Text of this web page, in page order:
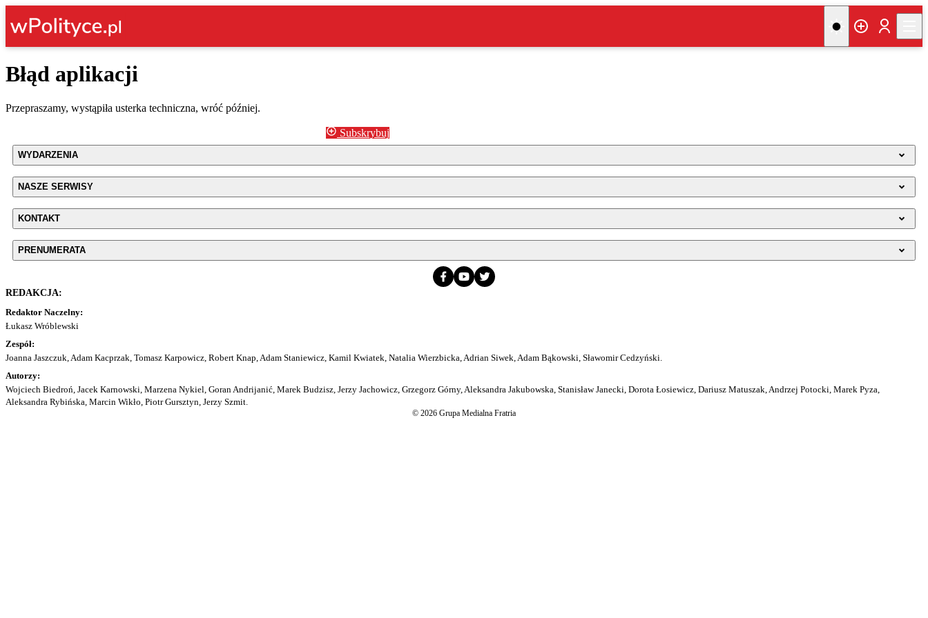
Błąd aplikacji
Przepraszamy, wystąpiła usterka techniczna, wróć później.
Subskrybuj
WYDARZENIA
NASZE SERWISY
KONTAKT
PRENUMERATA
REDAKCJA:
Redaktor Naczelny:
Łukasz Wróblewski
Zespół:
Joanna Jaszczuk, Adam Kacprzak, Tomasz Karpowicz, Robert Knap, Adam Staniewicz, Kamil Kwiatek, Natalia Wierzbicka, Adrian Siwek, Adam Bąkowski, Sławomir Cedzyński.
Autorzy:
Wojciech Biedroń, Jacek Karnowski, Marzena Nykiel, Goran Andrijanić, Marek Budzisz, Jerzy Jachowicz, Grzegorz Górny, Aleksandra Jakubowska, Stanisław Janecki, Dorota Łosiewicz, Dariusz Matuszak, Andrzej Potocki, Marek Pyza,
Aleksandra Rybińska, Marcin Wikło, Piotr Gursztyn, Jerzy Szmit.
© 2026 Grupa Medialna Fratria